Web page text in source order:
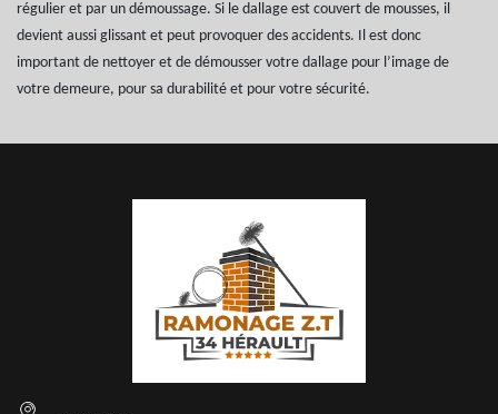
régulier et par un démoussage. Si le dallage est couvert de mousses, il
devient aussi glissant et peut provoquer des accidents. Il est donc
important de nettoyer et de démousser votre dallage pour l’image de
votre demeure, pour sa durabilité et pour votre sécurité.